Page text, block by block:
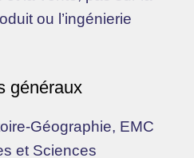
ou l’ingénierie
généraux
Géographie, EMC
et Sciences